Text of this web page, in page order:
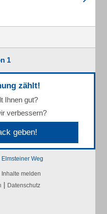
1
zählt!
Ihnen gut?
verbessern?
geben!
Elmsteiner Weg
Inhalte melden
| Datenschutz